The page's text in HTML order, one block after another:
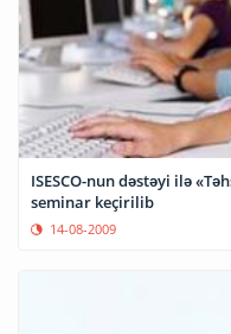
ISESCO-nun dəstəyi ilə
seminar keçirilib
14-08-2009